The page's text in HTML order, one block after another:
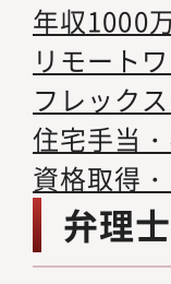
年収1000
リモート
フレック
住宅手当
資格取得
弁理